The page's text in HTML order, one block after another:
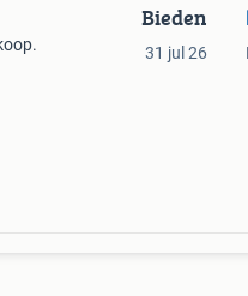
Bieden
31 jul 26